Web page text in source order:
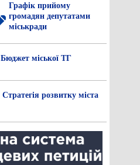
Графік прийому
громадян депутатами
міськради
Бюджет міської ТГ
Стратегія розвитку міста